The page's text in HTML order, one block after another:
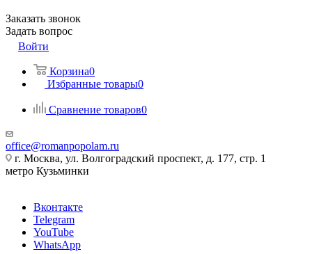
Заказать звонок
Задать вопрос
Войти
Корзина0
Избранные товары0
Сравнение товаров0
office@romanpopolam.ru
г. Москва, ул. Волгоградский проспект, д. 177, стр. 1
метро Кузьминки
Вконтакте
Telegram
YouTube
WhatsApp